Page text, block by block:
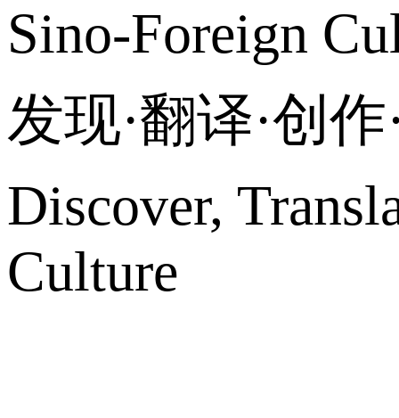
Sino-Foreign
发现·翻译·创
Discover,
Culture